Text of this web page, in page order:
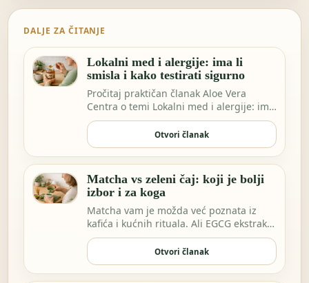
DALJE ZA ČITANJE
Lokalni med i alergije: ima li
smisla i kako testirati sigurno
Pročitaj praktičan članak Aloe Vera
Centra o temi Lokalni med i alergije: ima
li smisla…
Otvori članak
Matcha vs zeleni čaj: koji je bolji
izbor i za koga
Matcha vam je možda već poznata iz
kafića i kućnih rituala. Ali EGCG ekstrakt
sve češće…
Otvori članak